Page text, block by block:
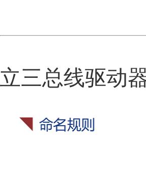
立三总线驱动